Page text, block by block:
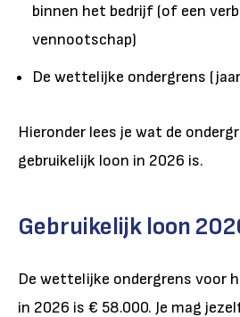
binnen het bedrijf (of een
vennootschap)
De wettelijke ondergrens
Hieronder lees je wat de
gebruikelijk loon in 2026 is.
Gebruikelijk loon
De wettelijke ondergrens voor
in 2026 is € 58.000. Je mag